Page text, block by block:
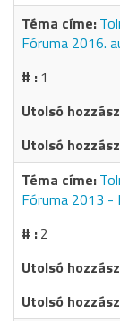
Fóruma 2016.
1
Fóruma 2013 -
2